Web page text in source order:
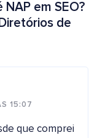
NAP em SEO?
de
15:07
que comprei